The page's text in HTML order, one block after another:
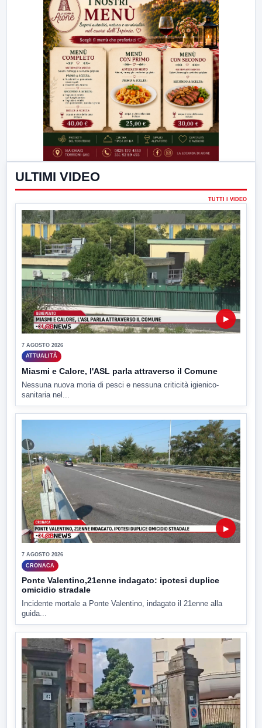
ULTIMI VIDEO
TUTTI I VIDEO
▶
7 AGOSTO 2026
ATTUALITÀ
Miasmi e Calore, l'ASL parla attraverso il Comune
Nessuna nuova moria di pesci e nessuna criticità igienico-
sanitaria nel...
▶
7 AGOSTO 2026
CRONACA
Ponte Valentino,21enne indagato: ipotesi duplice
omicidio stradale
Incidente mortale a Ponte Valentino, indagato il 21enne alla
guida...